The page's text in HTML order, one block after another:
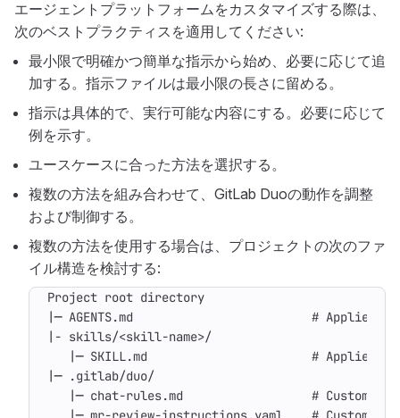
エージェントプラットフォームをカスタマイズする際は、
次のベストプラクティスを適用してください:
最小限で明確かつ簡単な指示から始め、必要に応じて追
加する。指示ファイルは最小限の長さに留める。
指示は具体的で、実行可能な内容にする。必要に応じて
例を示す。
ユースケースに合った方法を選択する。
複数の方法を組み合わせて、GitLab Duoの動作を調整
および制御する。
複数の方法を使用する場合は、プロジェクトの次のファ
イル構造を検討する: